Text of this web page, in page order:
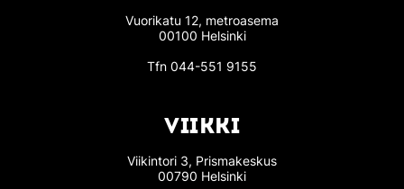
Vuorikatu 12, metroasema
00100 Helsinki
Tfn 044-551 9155
VIIKKI
Viikintori 3, Prismakeskus
00790 Helsinki